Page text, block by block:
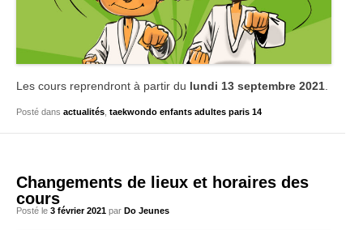
Les cours reprendront à partir du lundi 13 septembre 2021.
Posté dans actualités taekwondo enfants adultes paris 14
Changements de lieux et horaires des
cours
Posté le 3 février 2021 par Do Jeunes